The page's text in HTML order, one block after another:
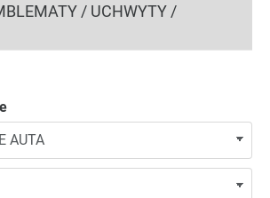
/ UCHWYTY /